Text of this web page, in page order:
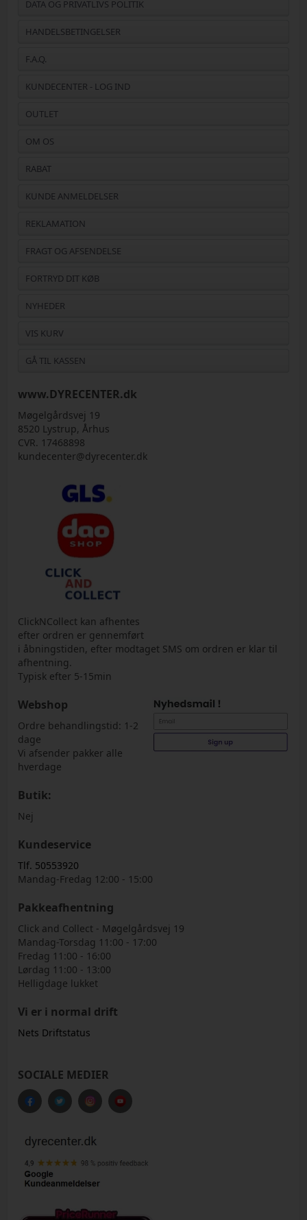
DATA OG PRIVATLIVS POLITIK
HANDELSBETINGELSER
F.A.Q.
KUNDECENTER - LOG IND
OUTLET
OM OS
RABAT
KUNDE ANMELDELSER
REKLAMATION
FRAGT OG AFSENDELSE
FORTRYD DIT KØB
NYHEDER
VIS KURV
GÅ TIL KASSEN
www.DYRECENTER.dk
Møgelgårdsvej 19
8520 Lystrup, Århus
CVR. 17468898
kundecenter@dyrecenter.dk
ClickNCollect kan afhentes
efter ordren er gennemført
i åbningstiden, efter modtaget SMS om ordren er klar til
afhentning.
Typisk efter 5-15min
Webshop
Ordre behandlingstid: 1-2
dage
Vi afsender pakker alle
hverdage
Butik:
Nej
Kundeservice
Tlf. 50553920
Mandag-Fredag 12:00 - 15:00
Pakkeafhentning
Click and Collect - Møgelgårdsvej 19
Mandag-Torsdag 11:00 - 17:00
Fredag 11:00 - 16:00
Lørdag 11:00 - 13:00
Helligdage lukket
Vi er i normal drift
Nets Driftstatus
SOCIALE MEDIER